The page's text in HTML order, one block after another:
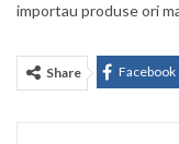
importau produse ori
Share Facebook